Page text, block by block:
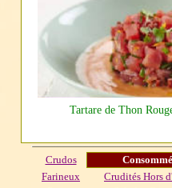
Tartare de Thon
Crudos
Farineux
Crudités Hors